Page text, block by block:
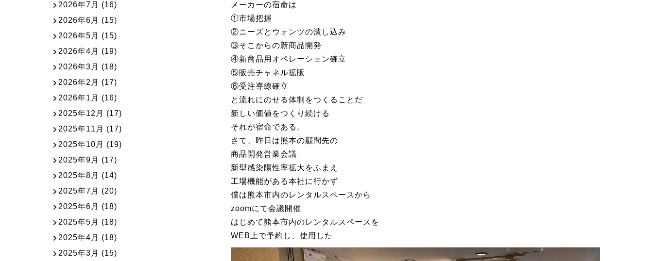
メーカーの宿命は
①市場把握
②ニーズとウォンツの潰し込み
③そこからの新商品開発
④新商品用オペレーション確立
⑤販売チャネル拡販
⑥受注導線確立
と流れにのせる体制をつくることだ
新しい価値をつくり続ける
それが宿命である。
さて、昨日は熊本の顧問先の
商品開発営業会議
新型感染陽性率拡大をふまえ
工場機能がある本社に行かず
僕は熊本市内のレンタルスペースから
zoomにて会議開催
はじめて熊本市内のレンタルスペースを
WEB上で予約し、使用した
2026年7月 (16)
2026年6月 (15)
2026年5月 (15)
2026年4月 (19)
2026年3月 (18)
2026年2月 (17)
2026年1月 (16)
2025年12月 (17)
2025年11月 (17)
2025年10月 (19)
2025年9月 (17)
2025年8月 (14)
2025年7月 (20)
2025年6月 (18)
2025年5月 (18)
2025年4月 (18)
2025年3月 (15)